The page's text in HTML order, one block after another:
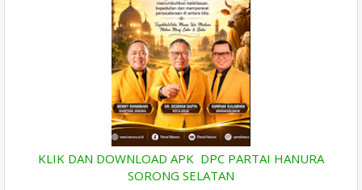
KLIK DAN DOWNLOAD APK DPC PARTAI HANURA
SORONG SELATAN